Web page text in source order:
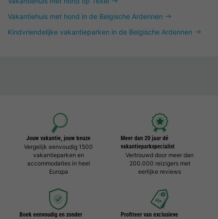
Vakantiehuis met hond in de Belgische Ardennen
Kindvriendelijke vakantieparken in de Belgische Ardennen
Jouw vakantie, jouw keuze
Vergelijk eenvoudig 1500
vakantieparken en
accommodaties in heel
Europa
Meer dan 20 jaar dé
vakantieparkspecialist
Vertrouwd door meer dan
200.000 reizigers met
eerlijke reviews
Boek eenvoudig en zonder
Profiteer van exclusieve